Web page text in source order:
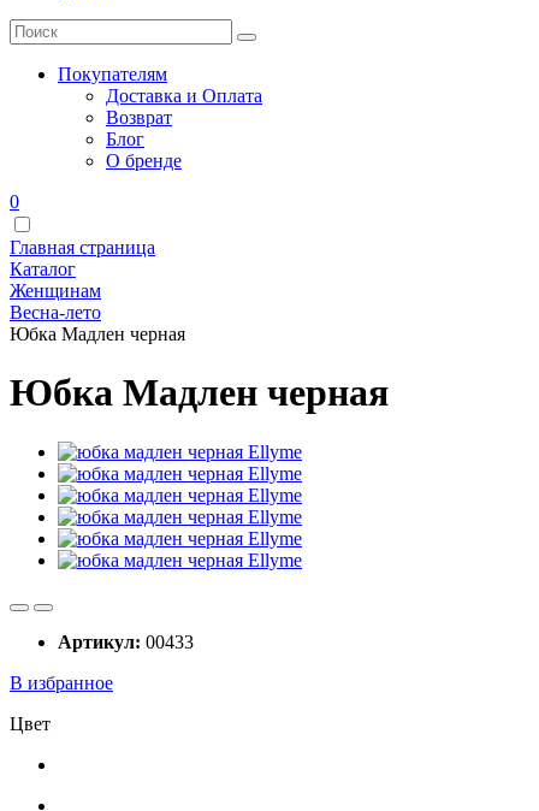
Покупателям
Доставка и Оплата
Возврат
Блог
О бренде
0
Главная страница
Каталог
Женщинам
Весна-лето
Юбка Мадлен черная
Юбка Мадлен черная
Артикул: 00433
В избранное
Цвет